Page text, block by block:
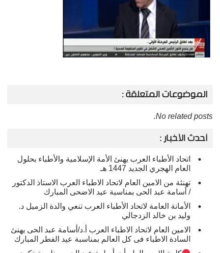
الموضوعات المتعلقة :
No related posts.
أحدث الأخبار :
اتحاد الأطباء العرب يهنئ الأمة الإسلامية والأطباء بحلول
العام الهجري الجديد 1447 هـ
تهنئة من الامين العام لاتحاد الاطباء العرب الاستاذ الدكتور
/ أسامة عبد الحى بمناسبة عيد الاضحى المبارك
الأمانة العامة لاتحاد الأطباء العرب تنعي والدة الزميل د.
وليد بن خالد الزدجالي
الامين العام لاتحاد الاطباء العرب أ.د/أسامة عبد الحى يهنئ
السادة الاطباء فى كل العالم بمناسبة عيد الفطر المبارك